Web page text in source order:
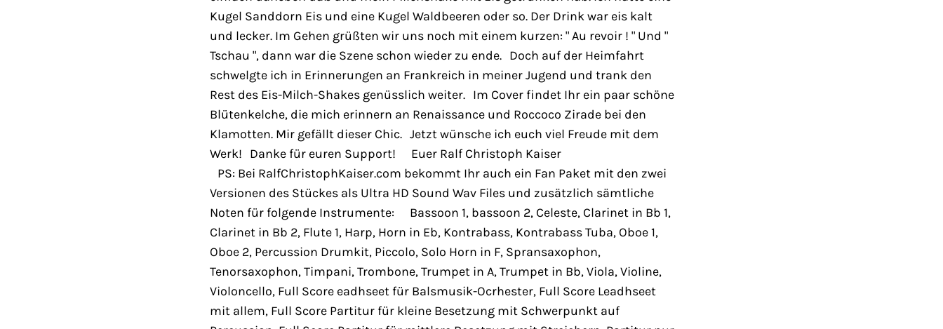
Kugel Sanddorn Eis und eine Kugel Waldbeeren oder so. Der Drink war eis kalt
und lecker. Im Gehen grüßten wir uns noch mit einem kurzen: " Au revoir ! " Und "
Tschau ", dann war die Szene schon wieder zu ende. Doch auf der Heimfahrt
schwelgte ich in Erinnerungen an Frankreich in meiner Jugend und trank den
Rest des Eis-Milch-Shakes genüsslich weiter. Im Cover findet Ihr ein paar schöne
Blütenkelche, die mich erinnern an Renaissance und Roccoco Zirade bei den
Klamotten. Mir gefällt dieser Chic. Jetzt wünsche ich euch viel Freude mit dem
Werk! Danke für euren Support! Euer Ralf Christoph Kaiser
PS: Bei RalfChristophKaiser.com bekommt Ihr auch ein Fan Paket mit den zwei
Versionen des Stückes als Ultra HD Sound Wav Files und zusätzlich sämtliche
Noten für folgende Instrumente: Bassoon 1, bassoon 2, Celeste, Clarinet in Bb 1,
Clarinet in Bb 2, Flute 1, Harp, Horn in Eb, Kontrabass, Kontrabass Tuba, Oboe 1,
Oboe 2, Percussion Drumkit, Piccolo, Solo Horn in F, Spransaxophon,
Tenorsaxophon, Timpani, Trombone, Trumpet in A, Trumpet in Bb, Viola, Violine,
Violoncello, Full Score eadhseet für Balsmusik-Ocrhester, Full Score Leadhseet
mit allem, Full Score Partitur für kleine Besetzung mit Schwerpunkt auf